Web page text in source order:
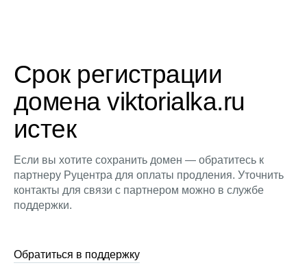
Срок регистрации
домена viktorialka.ru
истек
Если вы хотите сохранить домен — обратитесь к
партнеру Руцентра для оплаты продления. Уточнить
контакты для связи с партнером можно в службе
поддержки.
Обратиться в поддержку